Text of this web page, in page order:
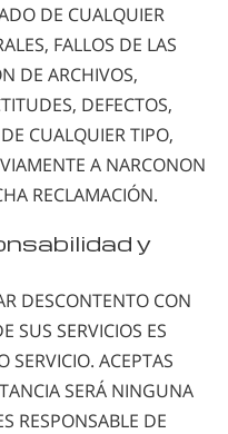
DE CUALQUIER
FALLOS DE LAS
DE ARCHIVOS,
DEFECTOS,
CUALQUIER TIPO,
A NARCONON
RECLAMACIÓN.
y
DESCONTENTO CON
SUS SERVICIOS ES
SERVICIO. ACEPTAS
SERÁ NINGUNA
RESPONSABLE DE